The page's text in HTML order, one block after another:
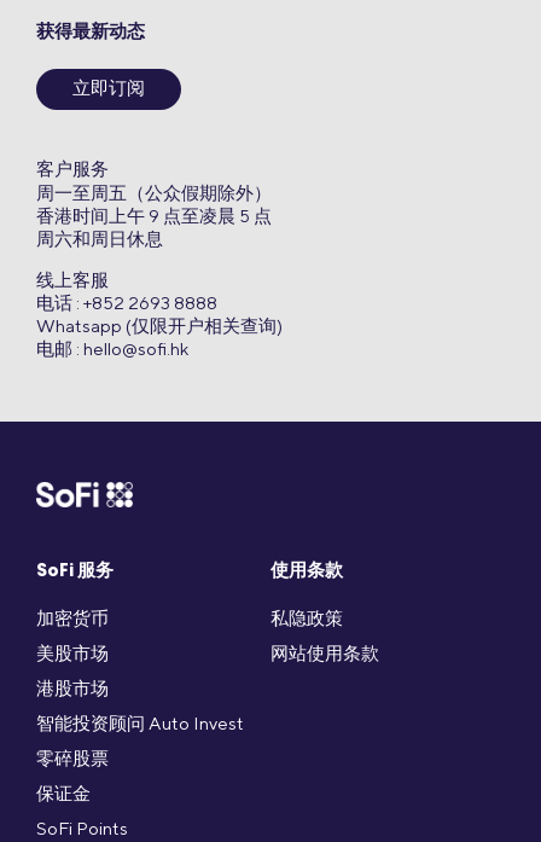
SoFi 服务
加密货币
美股市场
港股市场
智能投资顾问 Auto Invest
零碎股票
保证金
SoFi Points
使用条款
私隐政策
网站使用条款
获得最新动态
立即订阅
客户服务
周一至周五（公众假期除外）
香港时间上午 9 点至凌晨 5 点
周六和周日休息
线上客服
电话 : +852 2693 8888
Whatsapp (仅限开户相关查询)
电邮 : hello@sofi.hk